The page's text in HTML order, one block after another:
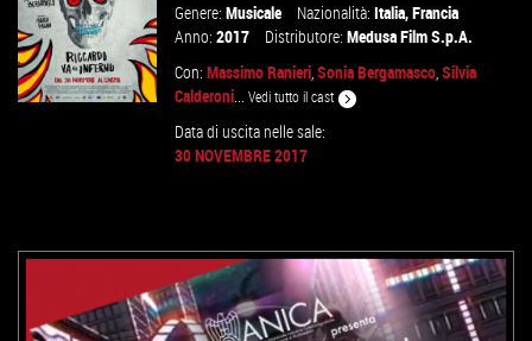
Genere:Musicale Nazionalità:Italia,Francia
Anno:2017 Distributore:Medusa Film S.p.A.
Con:Massimo Ranieri,Sonia Bergamasco,Silvia
Calderoni...Vedi tutto il cast
Data di uscita nelle sale:
30 NOVEMBRE 2017